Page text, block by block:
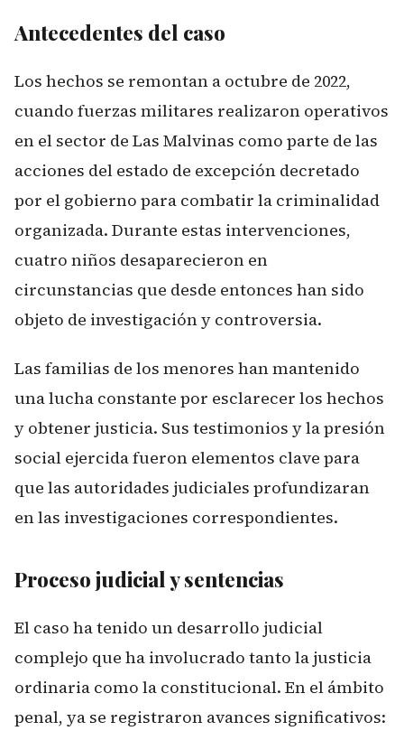
Antecedentes del caso
Los hechos se remontan a octubre de 2022,
cuando fuerzas militares realizaron operativos
en el sector de Las Malvinas como parte de las
acciones del estado de excepción decretado
por el gobierno para combatir la criminalidad
organizada. Durante estas intervenciones,
cuatro niños desaparecieron en
circunstancias que desde entonces han sido
objeto de investigación y controversia.
Las familias de los menores han mantenido
una lucha constante por esclarecer los hechos
y obtener justicia. Sus testimonios y la presión
social ejercida fueron elementos clave para
que las autoridades judiciales profundizaran
en las investigaciones correspondientes.
Proceso judicial y sentencias
El caso ha tenido un desarrollo judicial
complejo que ha involucrado tanto la justicia
ordinaria como la constitucional. En el ámbito
penal, ya se registraron avances significativos: